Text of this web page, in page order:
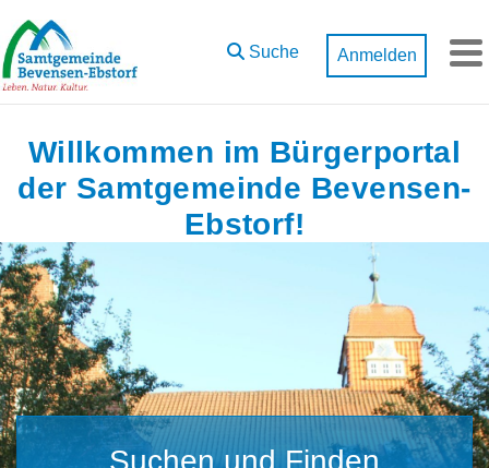
Zum Hauptinhalt springen
Suche Anmelden
Willkommen im Bürgerportal
der Samtgemeinde Bevensen-
Ebstorf!